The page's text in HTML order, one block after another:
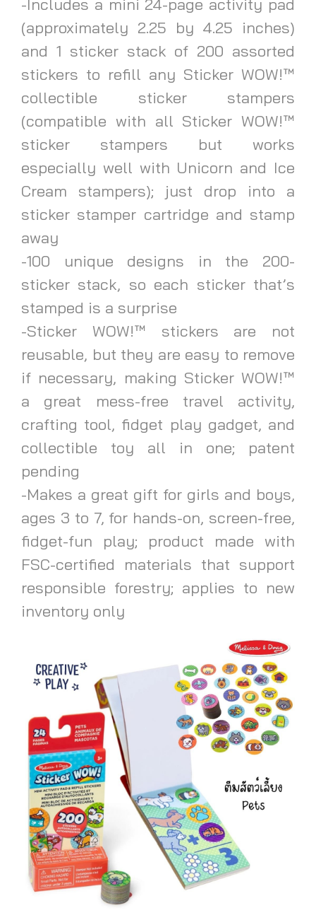
-Includes a mini 24-page activity pad
(approximately 2.25 by 4.25 inches)
and 1 sticker stack of 200 assorted
stickers to refill any Sticker WOW!™
collectible sticker stampers
(compatible with all Sticker WOW!™
sticker stampers but works
especially well with Unicorn and Ice
Cream stampers); just drop into a
sticker stamper cartridge and stamp
away
-100 unique designs in the 200-
sticker stack, so each sticker that’s
stamped is a surprise
-Sticker WOW!™ stickers are not
reusable, but they are easy to remove
if necessary, making Sticker WOW!™
a great mess-free travel activity,
crafting tool, fidget play gadget, and
collectible toy all in one; patent
pending
-Makes a great gift for girls and boys,
ages 3 to 7, for hands-on, screen-free,
fidget-fun play; product made with
FSC-certified materials that support
responsible forestry; applies to new
inventory only